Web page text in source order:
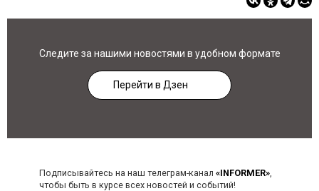
Следите за нашими новостями в удобном формате
Перейти в Дзен
Подписывайтесь на наш телеграм-канал «INFORMER»,
чтобы быть в курсе всех новостей и событий!